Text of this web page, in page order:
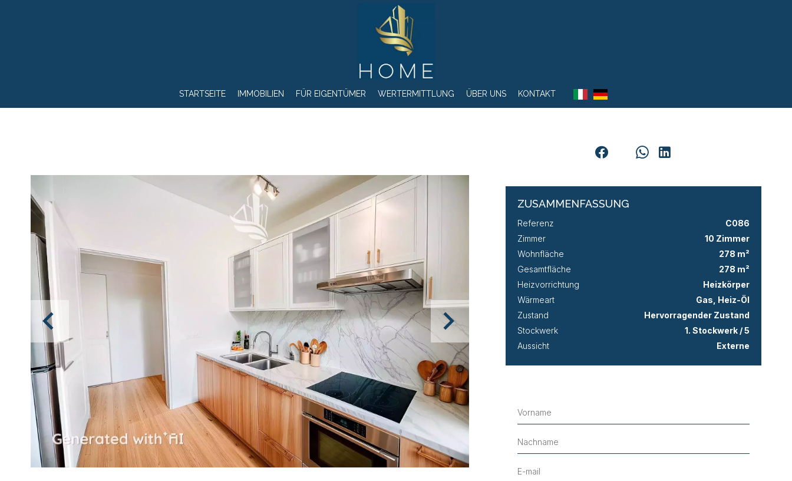
STARTSEITE IMMOBILIEN FÜR EIGENTÜMER WERTERMITTLUNG ÜBER UNS KONTAKT
ZUSAMMENFASSUNG
Referenz
C086
Zimmer
10 Zimmer
Wohnfläche
278 m²
Gesamtfläche
278 m²
Heizvorrichtung
Heizkörper
Wärmeart
Gas, Heiz-Öl
Zustand
Hervorragender Zustand
Stockwerk
1. Stockwerk / 5
Aussicht
Externe